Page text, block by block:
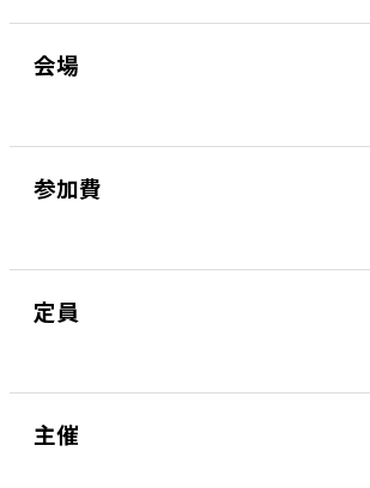
会場
参加費
定員
主催